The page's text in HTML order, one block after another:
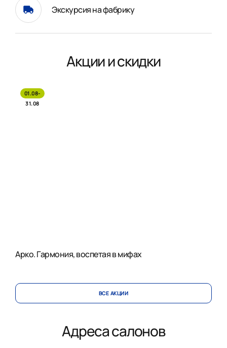
Экскурсия на фабрику
Акции и скидки
01.08-
31.08
Арко. Гармония, воспетая в мифах
ВСЕ АКЦИИ
Адреса салонов